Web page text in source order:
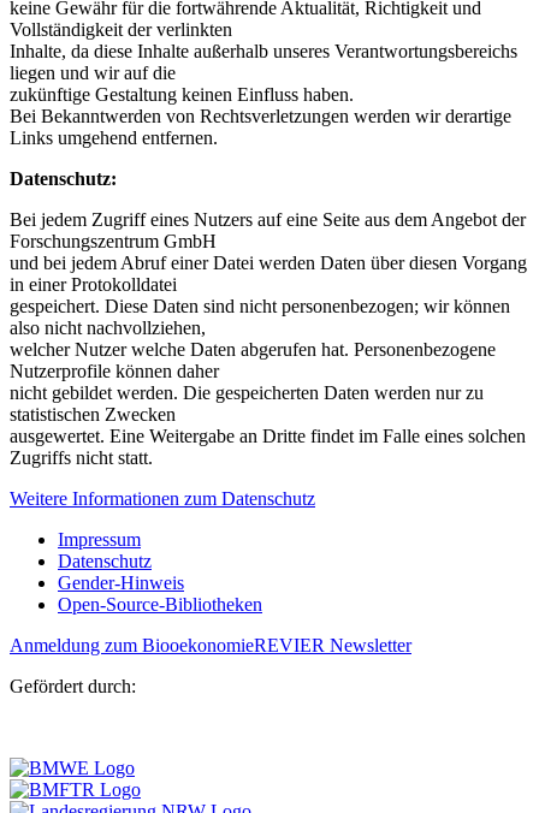
keine Gewähr für die fortwährende Aktualität, Richtigkeit und
Vollständigkeit der verlinkten
Inhalte, da diese Inhalte außerhalb unseres Verantwortungsbereichs
liegen und wir auf die
zukünftige Gestaltung keinen Einfluss haben.
Bei Bekanntwerden von Rechtsverletzungen werden wir derartige
Links umgehend entfernen.
Datenschutz:
Bei jedem Zugriff eines Nutzers auf eine Seite aus dem Angebot der
Forschungszentrum GmbH
und bei jedem Abruf einer Datei werden Daten über diesen Vorgang
in einer Protokolldatei
gespeichert. Diese Daten sind nicht personenbezogen; wir können
also nicht nachvollziehen,
welcher Nutzer welche Daten abgerufen hat. Personenbezogene
Nutzerprofile können daher
nicht gebildet werden. Die gespeicherten Daten werden nur zu
statistischen Zwecken
ausgewertet. Eine Weitergabe an Dritte findet im Falle eines solchen
Zugriffs nicht statt.
Weitere Informationen zum Datenschutz
Impressum
Datenschutz
Gender-Hinweis
Open-Source-Bibliotheken
Anmeldung zum BiooekonomieREVIER Newsletter
Gefördert durch: